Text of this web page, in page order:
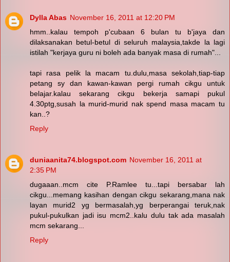
Dylla Abas November 16, 2011 at 12:20 PM
hmm..kalau tempoh p'cubaan 6 bulan tu b'jaya dan
dilaksanakan betul-betul di seluruh malaysia,takde la lagi
istilah "kerjaya guru ni boleh ada banyak masa di rumah"...
tapi rasa pelik la macam tu.dulu,masa sekolah,tiap-tiap
petang sy dan kawan-kawan pergi rumah cikgu untuk
belajar.kalau sekarang cikgu bekerja samapi pukul
4.30ptg,susah la murid-murid nak spend masa macam tu
kan..?
Reply
duniaanita74.blogspot.com November 16, 2011 at
2:35 PM
dugaaan..mcm cite P.Ramlee tu...tapi bersabar lah
cikgu...memang kasihan dengan cikgu sekarang,mana nak
layan murid2 yg bermasalah,yg berperangai teruk,nak
pukul-pukulkan jadi isu mcm2..kalu dulu tak ada masalah
mcm sekarang...
Reply